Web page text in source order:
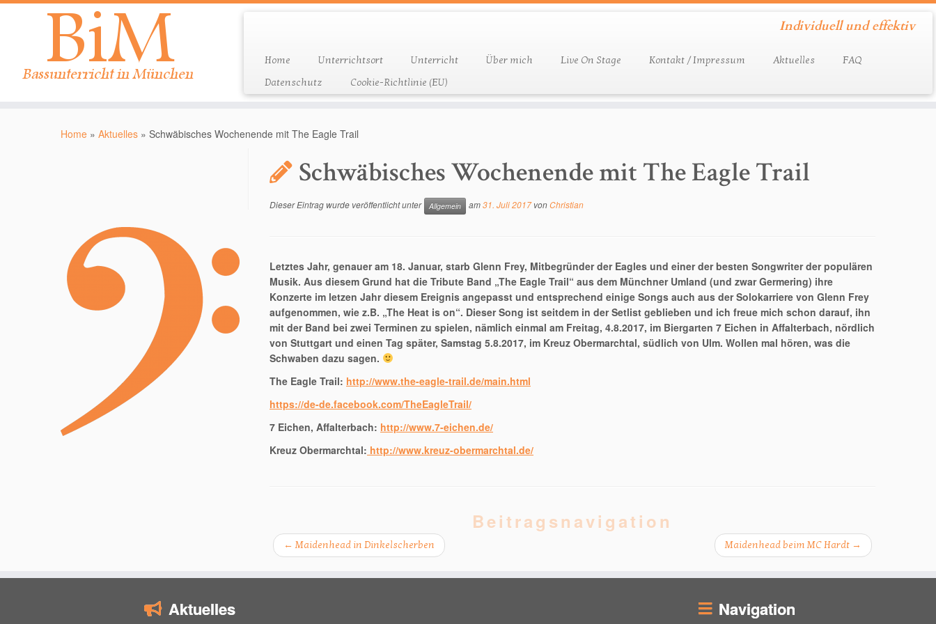
Individuell und effektiv
Home Unterrichtsort Unterricht Über mich Live On Stage Kontakt / Impressum Aktuelles
FAQ
Datenschutz
Cookie-Richtlinie (EU)
Home » Aktuelles » Schwäbisches Wochenende mit The Eagle Trail
Schwäbisches Wochenende mit The Eagle Trail
Dieser Eintrag wurde veröffentlicht unter Allgemein am31. Juli 2017 vonChristian
Letztes Jahr, genauer am 18. Januar, starb Glenn Frey, Mitbegründer der Eagles und einer der besten Songwriter der populären
Musik. Aus diesem Grund hat die Tribute Band „The Eagle Trail“ aus dem Münchner Umland (und zwar Germering) ihre
Konzerte im letzen Jahr diesem Ereignis angepasst und entsprechend einige Songs auch aus der Solokarriere von Glenn Frey
aufgenommen, wie z.B. „The Heat is on“. Dieser Song ist seitdem in der Setlist geblieben und ich freue mich schon darauf, ihn
mit der Band bei zwei Terminen zu spielen, nämlich einmal am Freitag, 4.8.2017, im Biergarten 7 Eichen in Affalterbach, nördlich
von Stuttgart und einen Tag später, Samstag 5.8.2017, im Kreuz Obermarchtal, südlich von Ulm. Wollen mal hören, was die
Schwaben dazu sagen.
The Eagle Trail: http://www.the-eagle-trail.de/main.html
https://de-de.facebook.com/TheEagleTrail/
7 Eichen, Affalterbach: http://www.7-eichen.de/
Kreuz Obermarchtal: http://www.kreuz-obermarchtal.de/
Beitragsnavigation
← Maidenhead in Dinkelscherben Maidenhead beim MC Hardt →
Aktuelles Navigation